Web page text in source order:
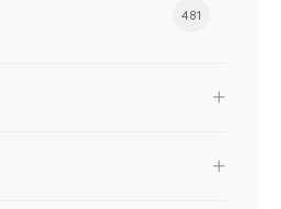
481